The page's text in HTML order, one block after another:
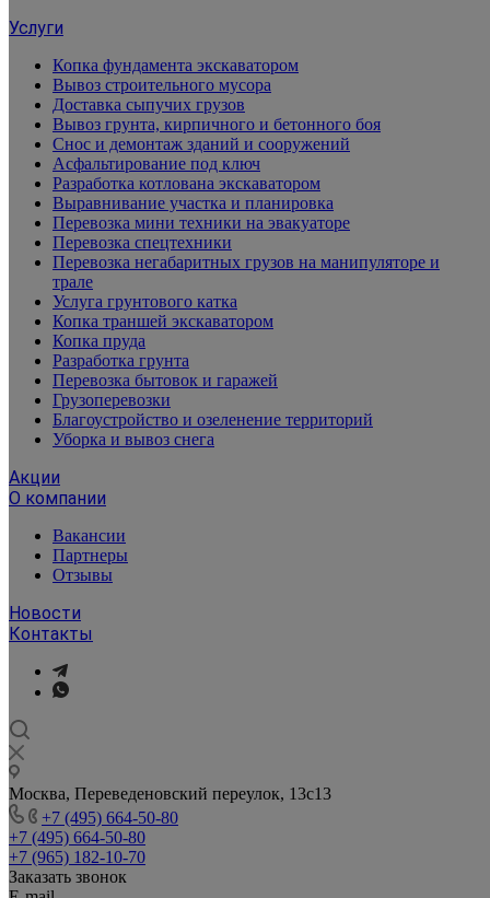
Услуги
Копка фундамента экскаватором
Вывоз строительного мусора
Доставка сыпучих грузов
Вывоз грунта, кирпичного и бетонного боя
Снос и демонтаж зданий и сооружений
Асфальтирование под ключ
Разработка котлована экскаватором
Выравнивание участка и планировка
Перевозка мини техники на эвакуаторе
Перевозка спецтехники
Перевозка негабаритных грузов на манипуляторе и
трале
Услуга грунтового катка
Копка траншей экскаватором
Копка пруда
Разработка грунта
Перевозка бытовок и гаражей
Грузоперевозки
Благоустройство и озеленение территорий
Уборка и вывоз снега
Акции
О компании
Вакансии
Партнеры
Отзывы
Новости
Контакты
Москва, Переведеновский переулок, 13с13
+7 (495) 664-50-80
+7 (495) 664-50-80
+7 (965) 182-10-70
Заказать звонок